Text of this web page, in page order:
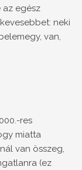
az egész
neki
van,
res
miatta
van összeg,
(ez